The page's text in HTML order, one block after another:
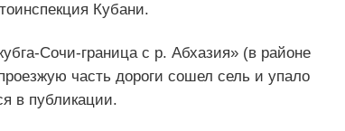
Кубани.
Сочи-граница с р. Абхазия» (в районе
часть дороги сошел сель и упало
в публикации.